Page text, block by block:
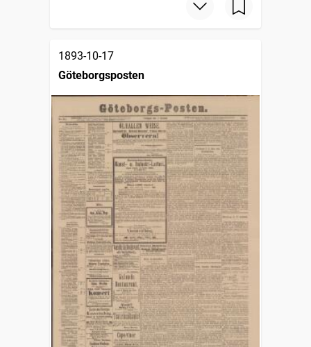
1893-10-17
Göteborgsposten